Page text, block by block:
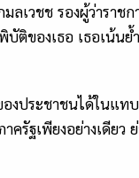
เวชช รองผู้ว่าราช
บัติของเธอ เธอเน้
งประชาชนได้ในแ
รัฐเพียงอย่างเดีย